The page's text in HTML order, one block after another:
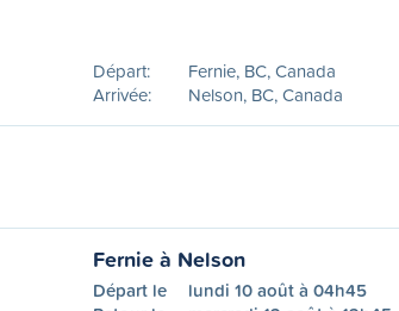
Départ:
Fernie, BC, Canada
Arrivée:
Nelson, BC, Canada
Fernie à Nelson
Départ le
lundi 10 août à 04h45